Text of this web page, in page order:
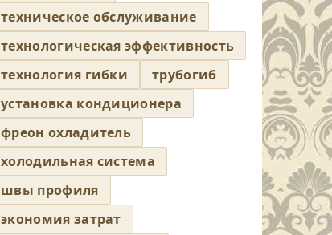
техническое обслуживание
технологическая эффективность
технология гибки
трубогиб
установка кондиционера
фреон охладитель
холодильная система
швы профиля
экономия затрат